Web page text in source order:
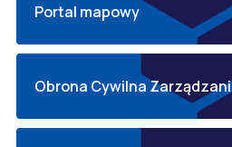
Portal mapowy
Obrona Cywilna